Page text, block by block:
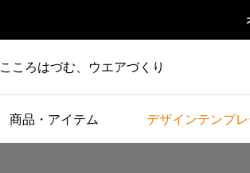
こころはづむ、ウエアづくり
商品・アイテム デザインテンプレ